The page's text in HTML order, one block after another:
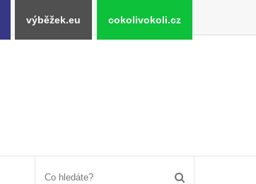
výběžek.eu cokolivokoli.cz